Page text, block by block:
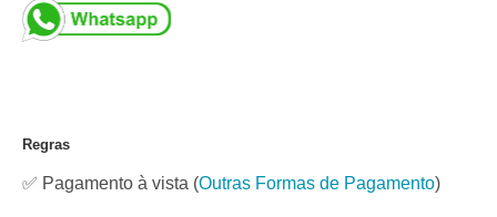
Regras
✅ Pagamento à vista (Outras Formas de Pagamento)